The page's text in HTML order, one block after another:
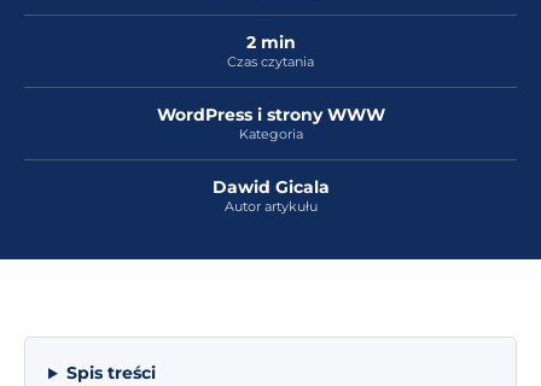
2 min
Czas czytania
WordPress i strony WWW
Kategoria
Dawid Gicala
Autor artykułu
Spis treści